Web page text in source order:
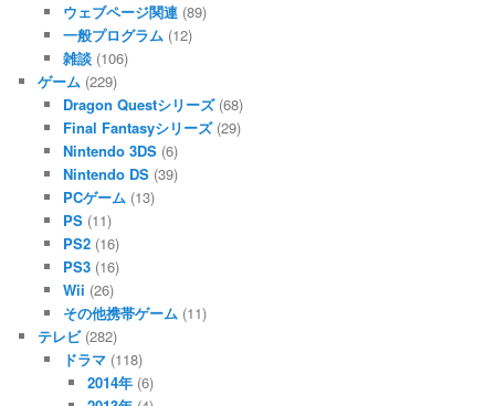
ウェブページ関連(89)
一般プログラム (12)
雑談(106)
ゲーム (229)
Dragon Questシリーズ(68)
Final Fantasyシリーズ(29)
Nintendo 3DS(6)
Nintendo DS(39)
PCゲーム (13)
PS(11)
PS2(16)
PS3(16)
Wii (26)
その他携帯ゲーム (11)
テレビ(282)
ドラマ(118)
2014年 (6)